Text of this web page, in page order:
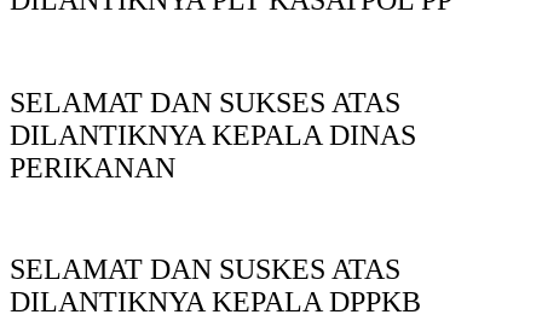
SELAMAT DAN SUKSES ATAS
DILANTIKNYA KEPALA DINAS
PERIKANAN
SELAMAT DAN SUSKES ATAS
DILANTIKNYA KEPALA DPPKB